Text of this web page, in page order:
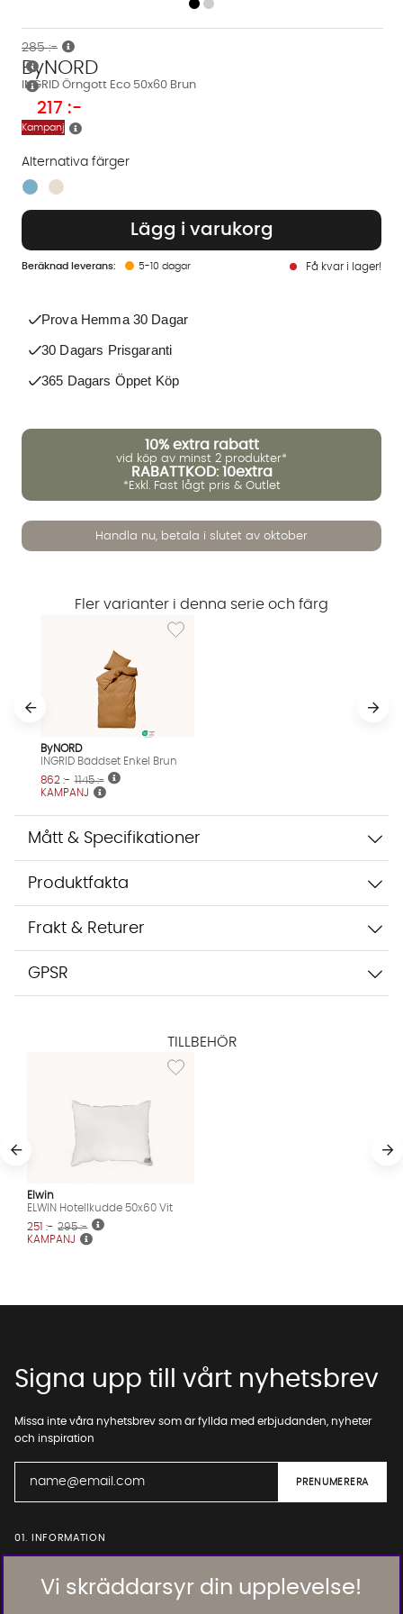
INGRID Örngott Eco 50x60 Brun
ByNORD
217 :-
285 :-
Kampanj
Lägg i varukorg
5-10 dagar Få kvar i lager!
Alternativa färger
Finns även i dessa färger:
Prova Hemma 30 Dagar
30 Dagars Prisgaranti
365 Dagars Öppet Köp
10% extra rabatt
vid köp av minst 2 produkter*
RABATTKOD: 10extra
*Exkl. Fast lågt pris & Outlet
Handla nu, betala i slutet av oktober
Fler varianter i denna serie och färg
Lägg till i önskelista: INGRID Bäddset Enkel
ByNORD
INGRID Bäddset Enkel Brun
KAMPANJ
862 :- 1145 :-
Mått & Specifikationer
Produktfakta
Frakt & Returer
GPSR
TILLBEHÖR
Lägg till i önskelista: ELWIN Hotellkudde
Elwin
ELWIN Hotellkudde 50x60 Vit
KAMPANJ
251 :- 295 :-
Vi skräddarsyr din upplevelse!
Signa upp till vårt nyhetsbrev
Missa inte våra nyhetsbrev som är fyllda med erbjudanden, nyheter
och inspiration
01. INFORMATION
Vi använder AI för att svara på dina frågor. Konversationen
sparas i upp till 24 timmar för att kunna hjälpa dig. Vi delar
inte dina uppgifter med tredje part. Läs mer i vår
integritetspolicy.
Jag godkänner att konversationen sparas